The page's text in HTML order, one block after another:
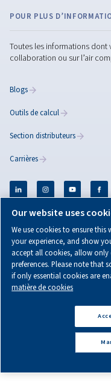
Lisez ces
compresseurs
performances,
étape par étape.